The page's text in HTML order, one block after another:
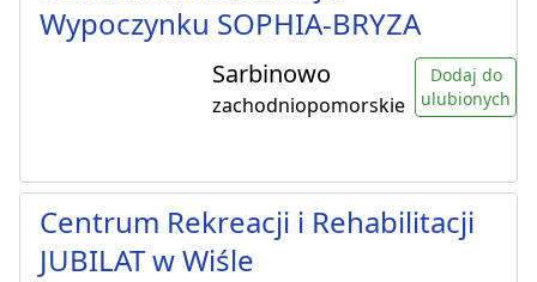
Wypoczynku SOPHIA-BRYZA
Sarbinowo
zachodniopomorskie
Dodaj do
ulubionych
Centrum Rekreacji i Rehabilitacji
JUBILAT w Wiśle